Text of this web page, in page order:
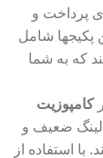
پرداخت و
پکیجها شامل
که به شما
کامپوزیت
ضعیف و
استفاده از